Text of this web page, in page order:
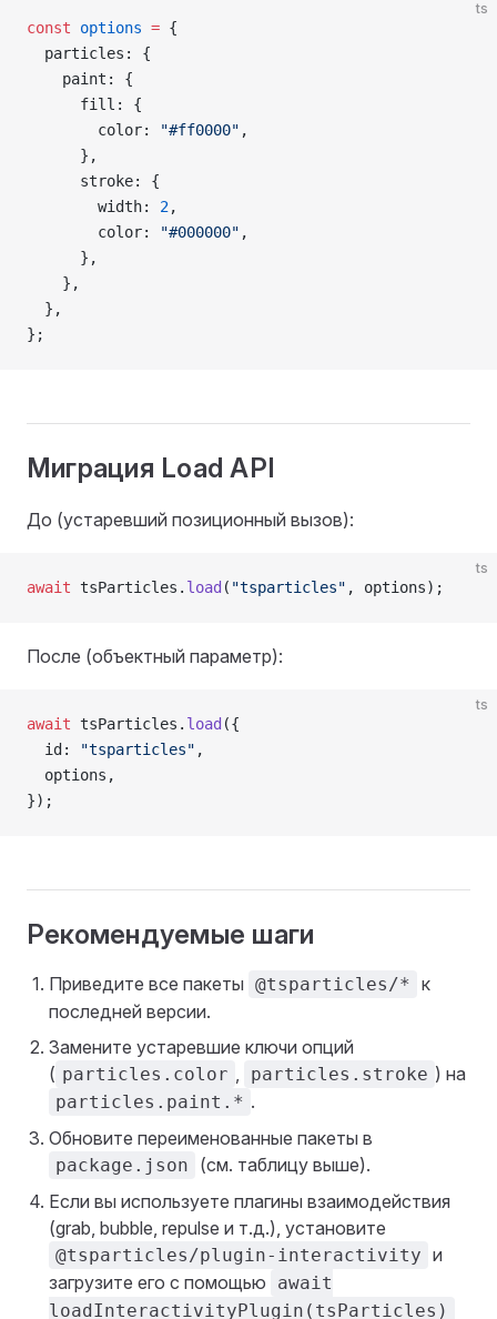
ts
const options = {
  particles: {
    paint: {
      fill: {
        color:
"#ff0000" ,
      },
      stroke: {
        width:
2,
        color:
"#000000" ,
      },
    },
  },
};
Миграция Load API
До (устаревший позиционный вызов):
ts
await tsParticles. load ( "tsparticles" , options);
После (объектный параметр):
ts
await tsParticles. load ({
  id:
"tsparticles" ,
  options,
});
Рекомендуемые шаги
Приведите все пакеты @tsparticles/*
к
последней версии.
Замените устаревшие ключи опций
( particles.color particles.stroke ) на
particles.paint.* .
Обновите переименованные пакеты в
package.json
(см. таблицу выше).
Если вы используете плагины взаимодействия
(grab, bubble, repulse и т.д.), установите
@tsparticles/plugin-interactivity и
загрузите его с помощью
await
loadInteractivityPlugin(tsParticles)